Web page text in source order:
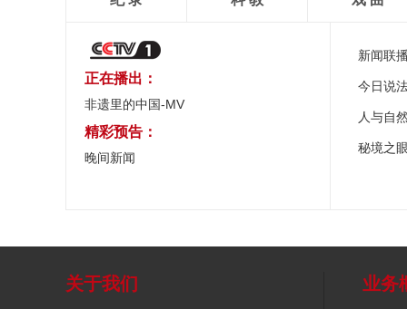
正在播出：
非遗里的中国-MV
精彩预告：
晚间新闻
新闻联
今日说
人与自
秘境之
关于我们 业务